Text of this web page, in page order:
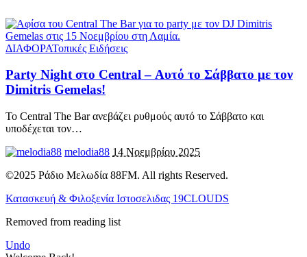
ΔΙΑΦΟΡΑΤοπικές Ειδήσεις
Party Night στο Central – Αυτό το Σάββατο με τον
Dimitris Gemelas!
Το Central The Bar ανεβάζει ρυθμούς αυτό το Σάββατο και
υποδέχεται τον…
melodia88 14 Νοεμβρίου 2025
©2025 Ράδιο Μελωδία 88FM. All rights Reserved.
Κατασκευή & Φιλοξενία Ιστοσελιδας 19CLOUDS
Removed from reading list
Undo